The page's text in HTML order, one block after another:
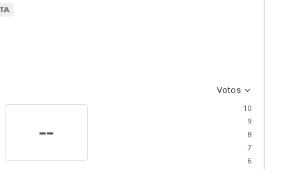
Votos
--
10
9
8
7
6